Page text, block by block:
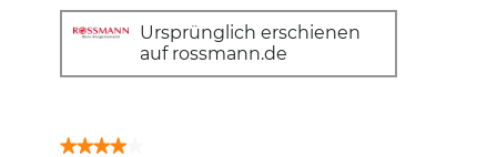
Ursprünglich erschienen
auf rossmann.de
★★★★★
★★★★★